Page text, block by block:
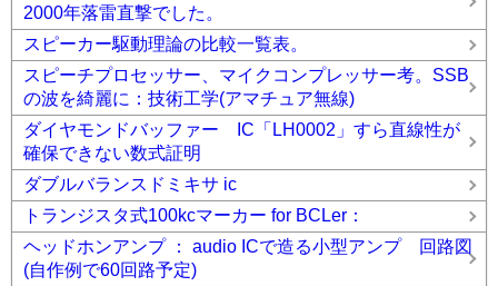
2000年落雷直撃でした。
スピーカー駆動理論の比較一覧表。
スピーチプロセッサー、マイクコンプレッサー考。SSB
の波を綺麗に：技術工学(アマチュア無線)
ダイヤモンドバッファー IC「LH0002」すら直線性が
確保できない数式証明
ダブルバランスドミキサ ic
トランジスタ式100kcマーカー for BCLer：
ヘッドホンアンプ ： audio ICで造る小型アンプ 回路図
(自作例で60回路予定)